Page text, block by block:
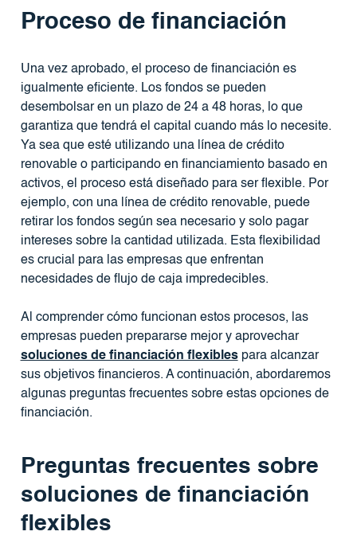
Proceso de financiación
Una vez aprobado, el proceso de financiación es
igualmente eficiente. Los fondos se pueden
desembolsar en un plazo de 24 a 48 horas, lo que
garantiza que tendrá el capital cuando más lo necesite.
Ya sea que esté utilizando una línea de crédito
renovable o participando en financiamiento basado en
activos, el proceso está diseñado para ser flexible. Por
ejemplo, con una línea de crédito renovable, puede
retirar los fondos según sea necesario y solo pagar
intereses sobre la cantidad utilizada. Esta flexibilidad
es crucial para las empresas que enfrentan
necesidades de flujo de caja impredecibles.
Al comprender cómo funcionan estos procesos, las
empresas pueden prepararse mejor y aprovechar
soluciones de financiación flexiblespara alcanzar
sus objetivos financieros. A continuación, abordaremos
algunas preguntas frecuentes sobre estas opciones de
financiación.
Preguntas frecuentes sobre
soluciones de financiación
flexibles